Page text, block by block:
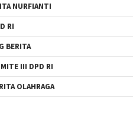
NURFIANTI
RI
BERITA
III DPD RI
OLAHRAGA